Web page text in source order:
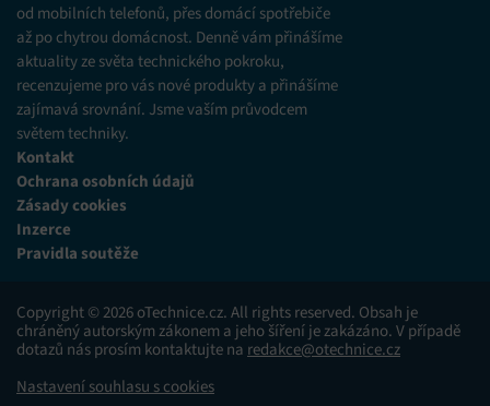
od mobilních telefonů, přes domácí spotřebiče
až po chytrou domácnost. Denně vám přinášíme
aktuality ze světa technického pokroku,
recenzujeme pro vás nové produkty a přinášíme
zajímavá srovnání. Jsme vaším průvodcem
světem techniky.
Kontakt
Ochrana osobních údajů
Zásady cookies
Inzerce
Pravidla soutěže
Copyright © 2026 oTechnice.cz. All rights reserved. Obsah je
chráněný autorským zákonem a jeho šíření je zakázáno. V případě
dotazů nás prosím kontaktujte na redakce@otechnice.cz
Nastavení souhlasu s cookies